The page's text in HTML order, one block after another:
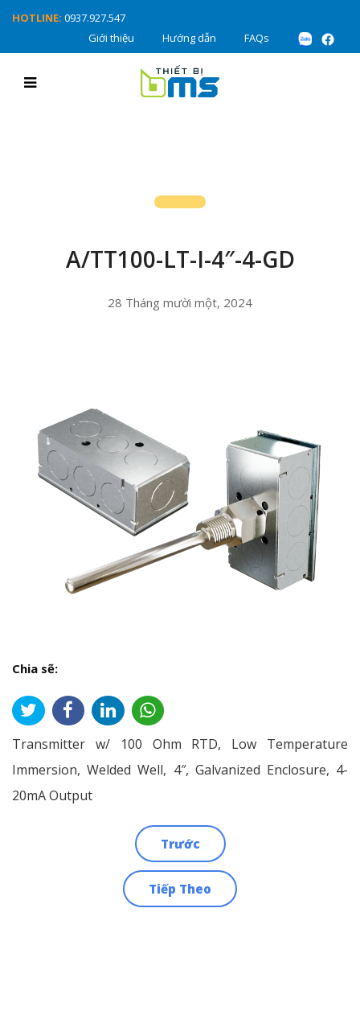
HOTLINE: 0937.927.547
Giới thiệu
Hướng dẫn FAQs
A/TT100-LT-I-4″-4-GD
28 Tháng mười một, 2024
Chia sẽ:
Transmitter w/ 100 Ohm RTD, Low Temperature
Immersion, Welded Well, 4″, Galvanized Enclosure, 4-
20mA Output
Trước
Tiếp Theo